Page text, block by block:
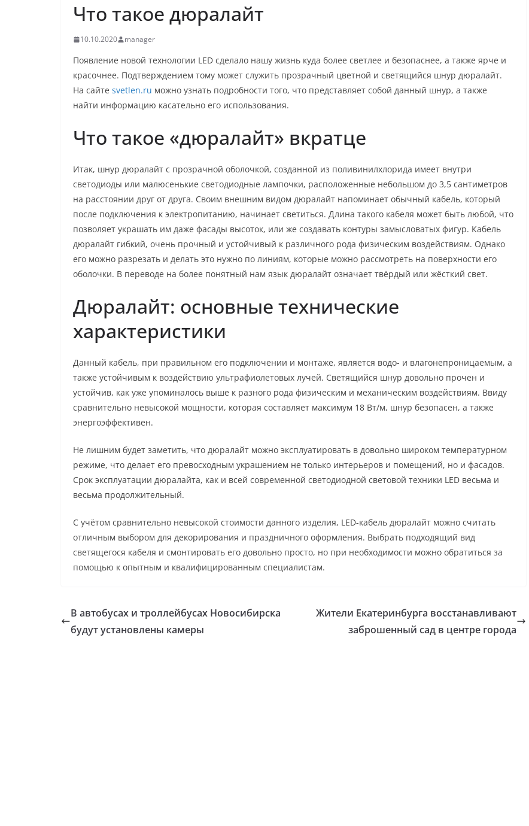
Что такое дюралайт
10.10.2020 manager
Появление новой технологии LED сделало нашу жизнь куда более светлее и безопаснее, а также ярче и
красочнее. Подтверждением тому может служить прозрачный цветной и светящийся шнур дюралайт.
На сайте svetlen.ru можно узнать подробности того, что представляет собой данный шнур, а также
найти информацию касательно его использования.
Что такое «дюралайт» вкратце
Итак, шнур дюралайт с прозрачной оболочкой, созданной из поливинилхлорида имеет внутри
светодиоды или малюсенькие светодиодные лампочки, расположенные небольшом до 3,5 сантиметров
на расстоянии друг от друга. Своим внешним видом дюралайт напоминает обычный кабель, который
после подключения к электропитанию, начинает светиться. Длина такого кабеля может быть любой, что
позволяет украшать им даже фасады высоток, или же создавать контуры замысловатых фигур. Кабель
дюралайт гибкий, очень прочный и устойчивый к различного рода физическим воздействиям. Однако
его можно разрезать и делать это нужно по линиям, которые можно рассмотреть на поверхности его
оболочки. В переводе на более понятный нам язык дюралайт означает твёрдый или жёсткий свет.
Дюралайт: основные технические
характеристики
Данный кабель, при правильном его подключении и монтаже, является водо- и влагонепроницаемым, а
также устойчивым к воздействию ультрафиолетовых лучей. Светящийся шнур довольно прочен и
устойчив, как уже упоминалось выше к разного рода физическим и механическим воздействиям. Ввиду
сравнительно невысокой мощности, которая составляет максимум 18 Вт/м, шнур безопасен, а также
энергоэффективен.
Не лишним будет заметить, что дюралайт можно эксплуатировать в довольно широком температурном
режиме, что делает его превосходным украшением не только интерьеров и помещений, но и фасадов.
Срок эксплуатации дюралайта, как и всей современной светодиодной световой техники LED весьма и
весьма продолжительный.
С учётом сравнительно невысокой стоимости данного изделия, LED-кабель дюралайт можно считать
отличным выбором для декорирования и праздничного оформления. Выбрать подходящий вид
светящегося кабеля и смонтировать его довольно просто, но при необходимости можно обратиться за
помощью к опытным и квалифицированным специалистам.
В автобусах и троллейбусах Новосибирска
будут установлены камеры
Жители Екатеринбурга восстанавливают
заброшенный сад в центре города